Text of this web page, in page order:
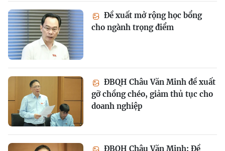
Đề xuất mở rộng học bổng
cho ngành trọng điểm
ĐBQH Châu Văn Minh đề xuất
gỡ chồng chéo, giảm thủ tục cho
doanh nghiệp
ĐBQH Châu Văn Minh: Đề